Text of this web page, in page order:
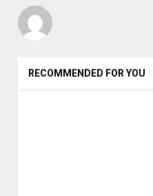
RECOMMENDED FOR YOU